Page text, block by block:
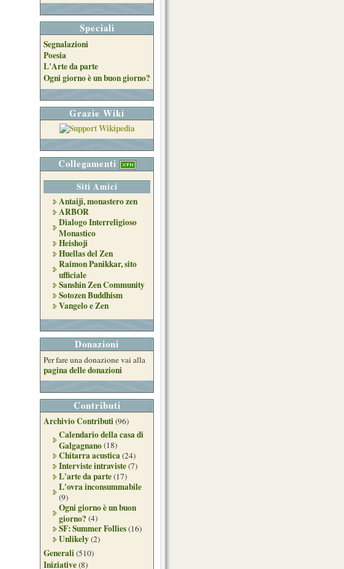
Speciali
Segnalazioni
Poesia
L'Arte da parte
Ogni giorno è un buon giorno?
Grazie Wiki
Collegamenti
Siti Amici
Antaiji, monastero zen
ARBOR
Dialogo Interreligioso
Monastico
Heishoji
Huellas del Zen
Raimon Panikkar, sito
ufficiale
Sanshin Zen Community
Sotozen Buddhism
Vangelo e Zen
Donazioni
Per fare una donazione vai alla
pagina delle donazioni
Contributi
Archivio Contributi(96)
Calendario della casa di
Galgagnano(18)
Chitarra acustica(24)
Interviste intraviste(7)
L'arte da parte(17)
L'ovra inconsummabile
(9)
Ogni giorno è un buon
giorno? (4)
SF: Summer Follies(16)
Unlikely(2)
Generali(510)
Iniziative(8)